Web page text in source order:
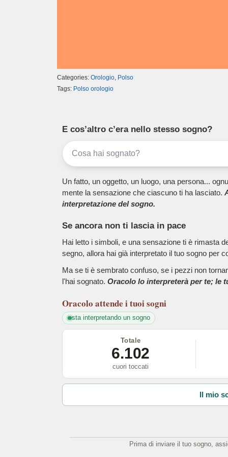
Categories: Orologio, Polso
Tags: Polso orologio
E cos’altro c’era nello stesso sogno?
Un fatto, un oggetto, un luogo, una persona...
mente la sensazione che ciascuno ti ha lasciato.
interpretazione del sogno.
Se ancora non ti lascia in pace
Hai letto i simboli, e una sensazione ti è rimasta
segno, allora hai già interpretato il tuo sogno per
Ma se ti è sembrato confuso, se i pezzi non
l'hai sognato. Oracolo lo interpreterà per te; le
Oracolo attende i tuoi sogni
sta interpretando un sogno
Totale
6.102
cuori toccati
Il mio
Prima di inviare il tuo sogno,